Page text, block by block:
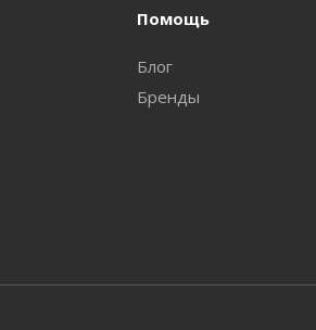
Помощь
Блог
Бренды